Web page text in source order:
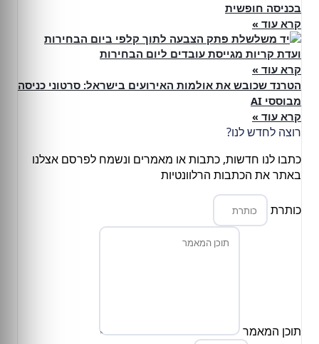
בכניסה חופשית
קרא עוד »
ועדת קריות מגייסת עובדים ליום הבחירות
קרא עוד »
הטרנד שכובש את אולמות האירועים בישראל: סרטוני כניסה
מבוססי AI
קרא עוד »
רוצה לחדש לנו?
כתבו לנו חדשות, כתבות או מאמרים ונשמח לפרסם אצלנו
באתר את הכתבות הרלוונטיות
כותרת
תוכן המאמר